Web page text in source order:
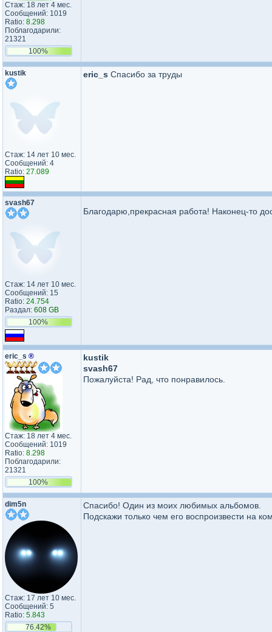
Стаж: 18 лет 4 мес.
Сообщений: 1019
Ratio: 8.298
Поблагодарили:
21321
100%
kustik
Стаж: 14 лет 10 мес.
Сообщений: 4
Ratio: 27.089
eric_s Спасибо за труды
svash67
Стаж: 14 лет 10 мес.
Сообщений: 15
Ratio: 24.754
Раздал: 608 GB
100%
Благодарю,прекрасная работа! Наконец-то
eric_s ®
Стаж: 18 лет 4 мес.
Сообщений: 1019
Ratio: 8.298
Поблагодарили:
21321
100%
kustik
svash67
Пожалуйста! Рад, что понравилось.
dim5n
Стаж: 17 лет 10 мес.
Сообщений: 5
Ratio: 5.843
76.42%
Спасибо! Один из моих любимых альбомов.
Подскажи только чем его воспроизвести на